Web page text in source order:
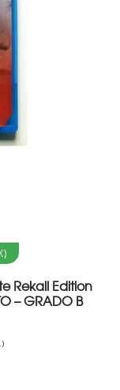
Rekall Edition
– GRADO B